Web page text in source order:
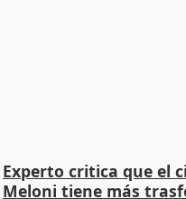
Experto critica que el
Meloni tiene más